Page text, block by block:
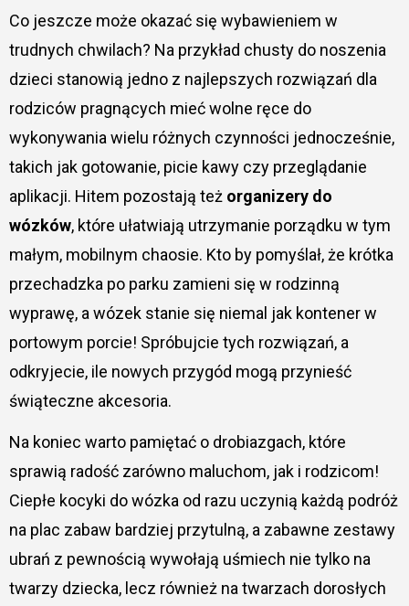
Co jeszcze może okazać się wybawieniem w
trudnych chwilach? Na przykład chusty do noszenia
dzieci stanowią jedno z najlepszych rozwiązań dla
rodziców pragnących mieć wolne ręce do
wykonywania wielu różnych czynności jednocześnie,
takich jak gotowanie, picie kawy czy przeglądanie
aplikacji. Hitem pozostają też organizery do
wózków, które ułatwiają utrzymanie porządku w tym
małym, mobilnym chaosie. Kto by pomyślał, że krótka
przechadzka po parku zamieni się w rodzinną
wyprawę, a wózek stanie się niemal jak kontener w
portowym porcie! Spróbujcie tych rozwiązań, a
odkryjecie, ile nowych przygód mogą przynieść
świąteczne akcesoria.
Na koniec warto pamiętać o drobiazgach, które
sprawią radość zarówno maluchom, jak i rodzicom!
Ciepłe kocyki do wózka od razu uczynią każdą podróż
na plac zabaw bardziej przytulną, a zabawne zestawy
ubrań z pewnością wywołają uśmiech nie tylko na
twarzy dziecka, lecz również na twarzach dorosłych